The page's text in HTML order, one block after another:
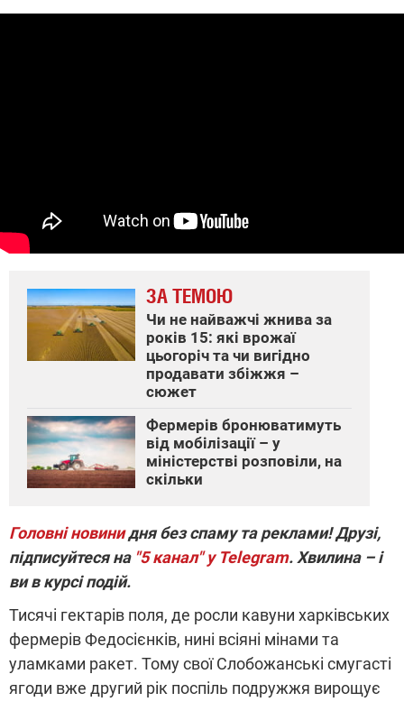
ЗА ТЕМОЮ
Чи не найважчі жнива за
років 15: які врожаї
цьогоріч та чи вигідно
продавати збіжжя –
сюжет
Фермерів бронюватимуть
від мобілізації – у
міністерстві розповіли, на
скільки
Головні новинидня без спаму та реклами! Друзі,
підписуйтеся на "5 канал" у Telegram. Хвилина – і
ви в курсі подій.
Тисячі гектарів поля, де росли кавуни харківських
фермерів Федосієнків, нині всіяні мінами та
уламками ракет. Тому свої Слобожанські смугасті
ягоди вже другий рік поспіль подружжя вирощує